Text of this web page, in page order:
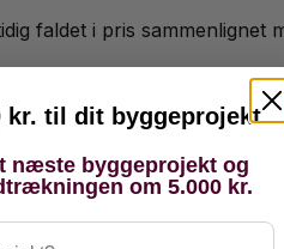
faldet i pris sammenlignet
kr. til dit byggeprojekt
næste byggeprojekt og
om 5.000 kr.